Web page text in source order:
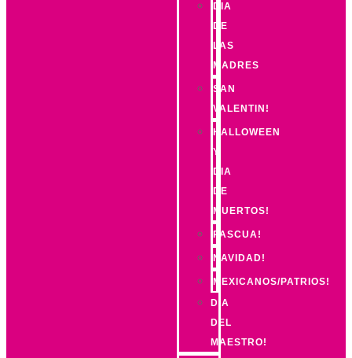
DIA
DE
LAS
MADRES
SAN
VALENTIN!
HALLOWEEN
Y
DIA
DE
MUERTOS!
PASCUA!
NAVIDAD!
MEXICANOS/PATRIOS!
DIA
DEL
MAESTRO!